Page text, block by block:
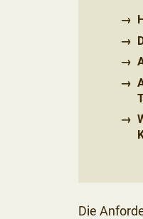
Die